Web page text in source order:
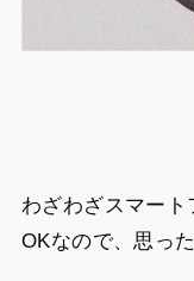
わざわざスマー
OKなので、思っ